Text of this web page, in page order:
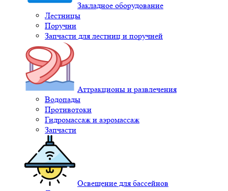
Закладное оборудование
Лестницы
Поручни
Запчасти для лестниц и поручней
Аттракционы и развлечения
Водопады
Противотоки
Гидромассаж и аэромассаж
Запчасти
Освещение для бассейнов